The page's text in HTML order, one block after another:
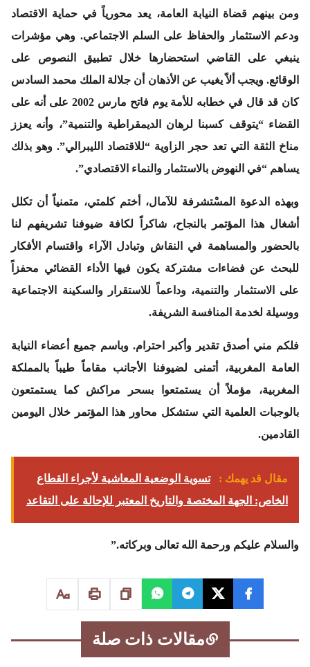
ومن بينهم قضاة النيابة العامة، يعد محورياً في حماية الاقتصاد
ودعم الاستثمار والحفاظ على السلم الاجتماعي. وهي مؤشرات
ينبغي على القاضي استحضارها خلال تطبيق النصوص على
الوقائع. ويجب ألاّ يغيب عن الأذهان أن جلالة الملك محمد السادس
كان قد قال في خطابه للأمة يوم فاتح مارس 2002 على أنه على
القضاء “يتوقف كسبنا لرهان الديمقراطية والتنمية”، وأنه يعزز
مناخ الثقة التي تعد حجر الزاوية “للاقتصاد الليبرالي”. وهو بذلك
يساهم “في النهوض بالاستثمار والنماء الاقتصادي”.
وبهذه الدعوة المسْتشرفة للآمال، أختم كلمتي، متمنياً أن تكلل
أشغال هذا المؤتمر بالنجاح، شاكراً لكافة ضيوفنا تشريفهم لنا
بالحضور والمساهمة في النقاش وتبادل الآراء واقتسام الأفكار
للبحث عن فضاءات مشتركة يكون فيها الأداء القضائي محفزاً
على الاستثمار والتنمية، وداعماً للاستقرار والسكينة الاجتماعية
ووسيلة لخدمة المنافسة الشريفة.
فلكم مني أصدق تقدير وأكبر احترام. وباسم جميع أعضاء النيابة
العامة المغربية، أتمنى لضيوفنا الأجانب مقاماً طيباً بالمملكة
المغربية، مؤملاً أن يستمتعوا بسحر مراكش كما يستمتعون
بالوجبات العلمية التي ستشكل محاور هذا المؤتمر خلال اليومين
القادمين.
مقال قد يهمك :
تسوية الوضعية المعاشية لأجراء القطاع
الخاص: الجهة المختصة والتاريخ المعتبر للإحالة على التقاعد
والسلام عليكم ورحمة الله تعالى وبركاته.”
مقالات ذات صلة